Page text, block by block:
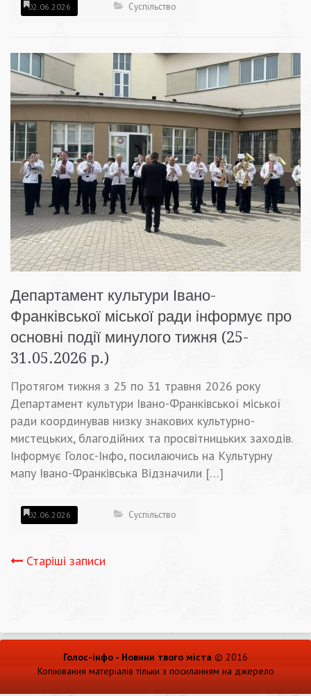
02.06.2026 Суспільство
Департамент культури Івано-
Франківської міської ради інформує про
основні події минулого тижня (25-
31.05.2026 р.)
Протягом тижня з 25 по 31 травня 2026 року
Департамент культури Івано-Франківської міської
ради координував низку знакових культурно-
мистецьких, благодійних та просвітницьких заходів.
Інформує Голос-Інфо, посилаючись на Культурну
мапу Івано-Франківська Відзначили […]
02.06.2026 Суспільство
Навігація
Старіші записи
Голос-інфо - Новини твого міста © 2016
Копіювання матеріалів тільки з посиланням на джерело